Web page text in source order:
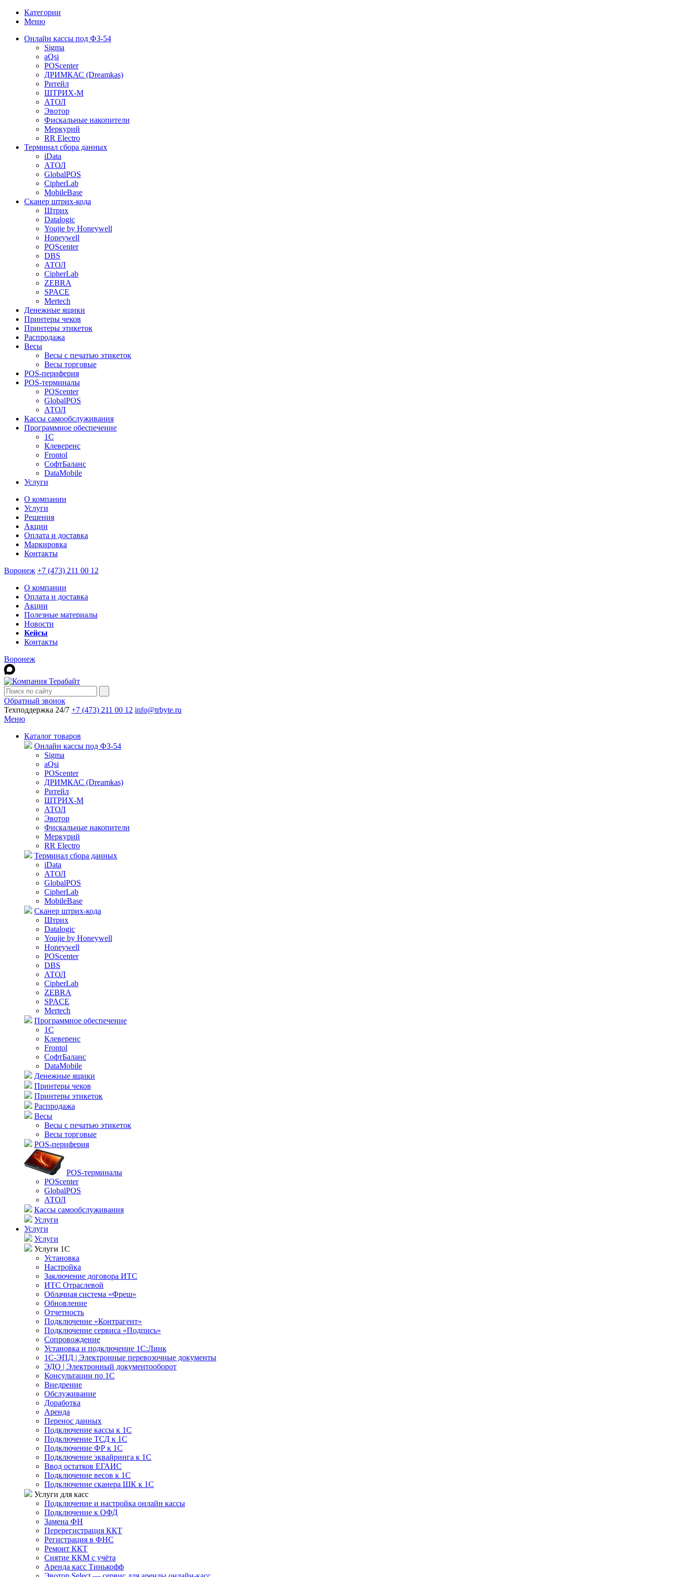
Категории
Меню
Онлайн кассы под ФЗ-54
Sigma
aQsi
POScenter
ДРИМКАС (Dreamkas)
Ритейл
ШТРИХ-М
АТОЛ
Эвотор
Фискальные накопители
Меркурий
RR Electro
Терминал сбора данных
iData
АТОЛ
GlobalPOS
CipherLab
MobileBase
Сканер штрих-кода
Штрих
Datalogic
Youjie by Honeywell
Honeywell
POScenter
DBS
АТОЛ
CipherLab
ZEBRA
SPACE
Mertech
Денежные ящики
Принтеры чеков
Принтеры этикеток
Распродажа
Весы
Весы с печатью этикеток
Весы торговые
POS-периферия
POS-терминалы
POScenter
GlobalPOS
АТОЛ
Кассы самообслуживания
Программное обеспечение
1С
Клеверенс
Frontol
СофтБаланс
DataMobile
Услуги
О компании
Услуги
Решения
Акции
Оплата и доставка
Маркировка
Контакты
Воронеж +7 (473) 211 00 12
О компании
Оплата и доставка
Акции
Полезные материалы
Новости
Кейсы
Контакты
Воронеж
Обратный звонок
Техподдержка 24/7 +7 (473) 211 00 12 info@trbyte.ru
Меню
Каталог товаров
Онлайн кассы под ФЗ-54
Sigma
aQsi
POScenter
ДРИМКАС (Dreamkas)
Ритейл
ШТРИХ-М
АТОЛ
Эвотор
Фискальные накопители
Меркурий
RR Electro
Терминал сбора данных
iData
АТОЛ
GlobalPOS
CipherLab
MobileBase
Сканер штрих-кода
Штрих
Datalogic
Youjie by Honeywell
Honeywell
POScenter
DBS
АТОЛ
CipherLab
ZEBRA
SPACE
Mertech
Программное обеспечение
1С
Клеверенс
Frontol
СофтБаланс
DataMobile
Денежные ящики
Принтеры чеков
Принтеры этикеток
Распродажа
Весы
Весы с печатью этикеток
Весы торговые
POS-периферия
POS-терминалы
POScenter
GlobalPOS
АТОЛ
Кассы самообслуживания
Услуги
Услуги
Услуги
Услуги 1С
Установка
Настройка
Заключение договора ИТС
ИТС Отраслевой
Облачная система «Фреш»
Обновление
Отчетность
Подключение «Контрагент»
Подключение сервиса «Подпись»
Сопровождение
Установка и подключение 1С:Линк
1С-ЭПД | Электронные перевозочные документы
ЭДО | Электронный документооборот
Консультации по 1С
Внедрение
Обслуживание
Доработка
Аренда
Перенос данных
Подключение кассы к 1С
Подключение ТСД к 1С
Подключение ФР к 1С
Подключение эквайринга к 1С
Ввод остатков ЕГАИС
Подключение весов к 1С
Подключение сканера ШК к 1С
Услуги для касс
Подключение и настройка онлайн кассы
Подключение к ОФД
Замена ФН
Перерегистрация ККТ
Регистрация в ФНС
Ремонт ККТ
Снятие ККМ с учёта
Аренда касс Тинькофф